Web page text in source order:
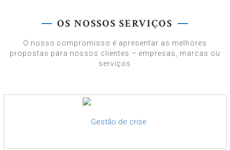
OS NOSSOS SERVIÇOS
O nosso compromisso é apresentar as melhores
propostas para nossos clientes – empresas, marcas ou
serviços